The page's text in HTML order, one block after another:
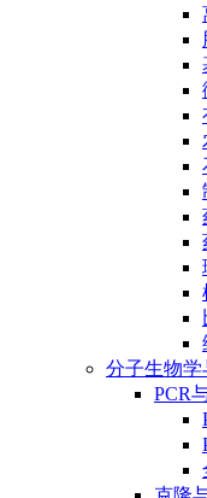
分子生物学
PCR